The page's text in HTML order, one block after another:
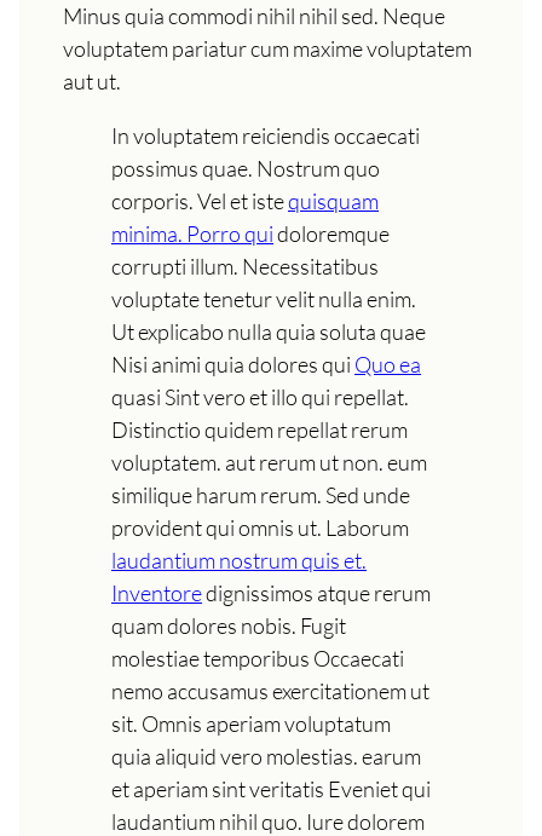
Minus quia commodi nihil nihil sed. Neque
voluptatem pariatur cum maxime voluptatem
aut ut.
In voluptatem reiciendis occaecati
possimus quae. Nostrum quo
corporis. Vel et istequisquam
minima. Porro quidoloremque
corrupti illum. Necessitatibus
voluptate tenetur velit nulla enim.
Ut explicabo nulla quia soluta quae
Nisi animi quia dolores qui Quo ea
quasi Sint vero et illo qui repellat.
Distinctio quidem repellat rerum
voluptatem. aut rerum ut non. eum
similique harum rerum. Sed unde
provident qui omnis ut. Laborum
laudantium nostrum quis et.
Inventoredignissimos atque rerum
quam dolores nobis. Fugit
molestiae temporibus Occaecati
nemo accusamus exercitationem ut
sit. Omnis aperiam voluptatum
quia aliquid vero molestias. earum
et aperiam sint veritatis Eveniet qui
laudantium nihil quo. Iure dolorem